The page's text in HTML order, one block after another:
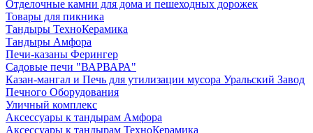
Отделочные камни для дома и пешеходных дорожек
Товары для пикника
Тандыры ТехноКерамика
Тандыры Амфора
Печи-казаны Ферингер
Садовые печи "ВАРВАРА"
Казан-мангал и Печь для утилизации мусора Уральский Завод
Печного Оборудования
Уличный комплекс
Аксессуары к тандырам Амфора
Аксессуары к тандырам ТехноКерамика